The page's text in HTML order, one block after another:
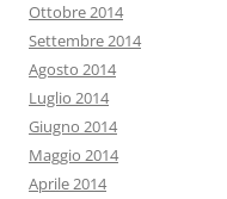
Ottobre 2014
Settembre 2014
Agosto 2014
Luglio 2014
Giugno 2014
Maggio 2014
Aprile 2014